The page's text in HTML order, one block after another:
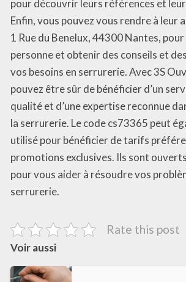
pour découvrir leurs références et
Enfin, vous pouvez vous rendre à leur
1 Rue du Benelux, 44300 Nantes,
personne et obtenir des conseils et
vos besoins en serrurerie. Avec 3S
pouvez être sûr de bénéficier d’un
qualité et d’une expertise reconnue
la serrurerie. Le code cs73365 peut
utilisé pour bénéficier de tarifs
promotions exclusives. Ils sont
pour vous aider à résoudre vos
serrurerie.
Rate this post
Voir aussi